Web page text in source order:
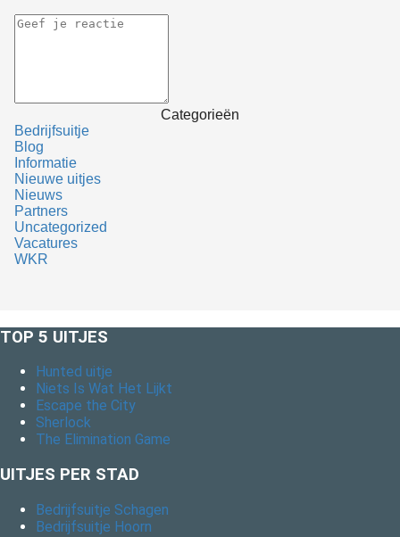
Categorieën
Bedrijfsuitje
Blog
Informatie
Nieuwe uitjes
Nieuws
Partners
Uncategorized
Vacatures
WKR
TOP 5 UITJES
Hunted uitje
Niets Is Wat Het Lijkt
Escape the City
Sherlock
The Elimination Game
UITJES PER STAD
Bedrijfsuitje Schagen
Bedrijfsuitje Hoorn